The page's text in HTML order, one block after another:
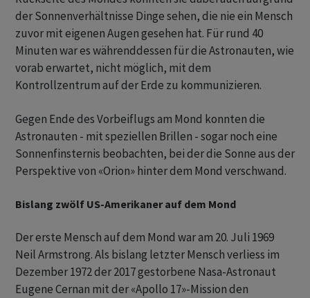
der Sonnenverhältnisse Dinge sehen, die nie ein Mensch
zuvor mit eigenen Augen gesehen hat. Für rund 40
Minuten war es währenddessen für die Astronauten, wie
vorab erwartet, nicht möglich, mit dem
Kontrollzentrum auf der Erde zu kommunizieren.
Gegen Ende des Vorbeiflugs am Mond konnten die
Astronauten - mit speziellen Brillen - sogar noch eine
Sonnenfinsternis beobachten, bei der die Sonne aus der
Perspektive von «Orion» hinter dem Mond verschwand.
Bislang zwölf US-Amerikaner auf dem Mond
Der erste Mensch auf dem Mond war am 20. Juli 1969
Neil Armstrong. Als bislang letzter Mensch verliess im
Dezember 1972 der 2017 gestorbene Nasa-Astronaut
Eugene Cernan mit der «Apollo 17»-Mission den